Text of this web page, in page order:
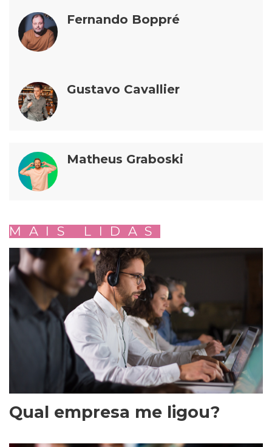
Fernando Boppré
Gustavo Cavallier
Matheus Graboski
MAIS LIDAS
Qual empresa me ligou?